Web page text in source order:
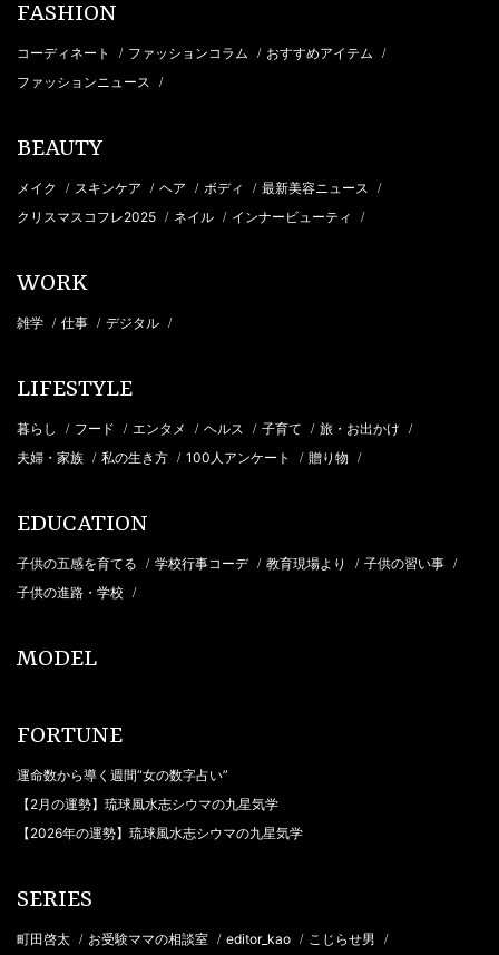
FASHION
コーディネート / ファッションコラム / おすすめアイテム /
ファッションニュース /
BEAUTY
メイク / スキンケア / ヘア / ボディ / 最新美容ニュース /
クリスマスコフレ2025 / ネイル / インナービューティ /
WORK
雑学 / 仕事 / デジタル /
LIFESTYLE
暮らし / フード / エンタメ / ヘルス / 子育て / 旅・お出かけ /
夫婦・家族 / 私の生き方 / 100人アンケート / 贈り物 /
EDUCATION
子供の五感を育てる / 学校行事コーデ / 教育現場より / 子供の習い事 /
子供の進路・学校 /
MODEL
FORTUNE
運命数から導く週間“女の数字占い”
【2月の運勢】琉球風水志シウマの九星気学
【2026年の運勢】琉球風水志シウマの九星気学
SERIES
町田啓太 / お受験ママの相談室 / editor_kao / こじらせ男 /